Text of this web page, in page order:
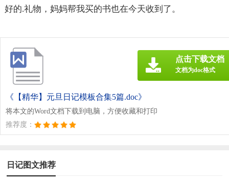
好的.礼物，妈妈帮我买的书也在今天收到了。
《【精华】元旦日记模板合集5篇.doc》
将本文的Word文档下载到电脑，方便收藏和打印
推荐度：
点击下载文档
文档为doc格式
日记图文推荐